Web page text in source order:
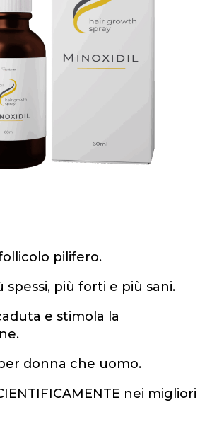
pilifero.
spessi, più forti e più sani.
e stimola la
donna che uomo.
nei migliori